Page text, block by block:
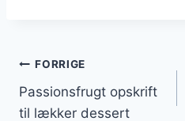
FORRIGE
Passionsfrugt opskrift
til lækker dessert